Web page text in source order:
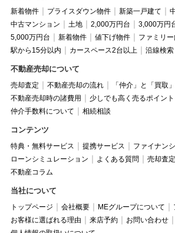
新着物件 プライスダウン物件 新築一戸建て
中古マンション
土地 2,000万円台 3,000万円
5,000万円台
新着物件 値下げ物件
ファミリー
駅から15分以内
カースペース2台以上 沿線検索
不動産売却について
売却査定 不動産売却の流れ
「仲介」と「買取
不動産売却時の諸費用
少しでも高く売るポイント
仲介手数料について
相続相談
コンテンツ
特典・無料サービス 提携サービス
ファイナン
ローンシミュレーション
よくある質問
売却査
不動産コラム
当社について
トップページ 会社概要 MEグループについて
お客様に選ばれる理由
来店予約
お問い合わせ